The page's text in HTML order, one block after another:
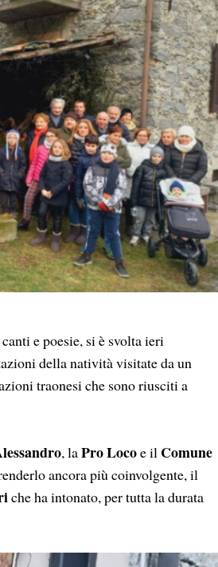
e poesie, si è svolta ieri
della natività visitate da un
traonesi che sono riusciti a
, laPro Locoe il Comune
ancora più coinvolgente, il
che ha intonato, per tutta la durata